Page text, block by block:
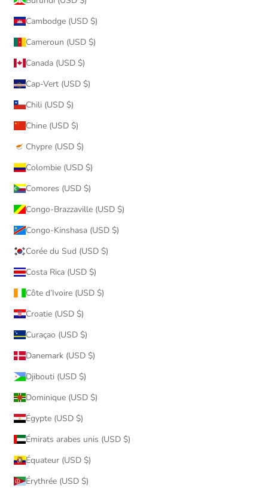
Cambodge (USD $)
Cameroun (USD $)
Canada (USD $)
Cap-Vert (USD $)
Chili (USD $)
Chine (USD $)
Chypre (USD $)
Colombie (USD $)
Comores (USD $)
Congo-Brazzaville (USD $)
Congo-Kinshasa (USD $)
Corée du Sud (USD $)
Costa Rica (USD $)
Côte d’Ivoire (USD $)
Croatie (USD $)
Curaçao (USD $)
Danemark (USD $)
Djibouti (USD $)
Dominique (USD $)
Égypte (USD $)
Émirats arabes unis (USD $)
Équateur (USD $)
Érythrée (USD $)